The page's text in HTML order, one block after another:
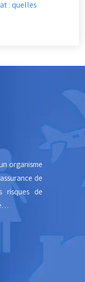
: quelles
organisme
de
risques de